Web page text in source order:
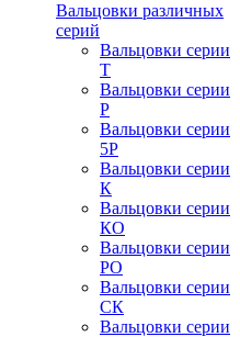
Вальцовки различных
серий
Вальцовки серии
Т
Вальцовки серии
Р
Вальцовки серии
5Р
Вальцовки серии
К
Вальцовки серии
КО
Вальцовки серии
РО
Вальцовки серии
СК
Вальцовки серии